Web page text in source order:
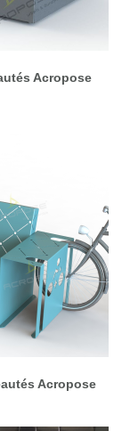
Acropose
Acropose